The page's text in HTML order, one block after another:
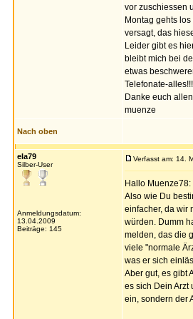
vor zuschiessen
Montag gehts
versagt, das
Leider gibt es
bleibt mich bei
etwas
Telefonate-
Danke euch
muenze
Nach oben
ela79
Silber-User
Anmeldungsdatum:
13.04.2009
Beiträge: 145
Verfasst am: 14.
Hallo Muenze78:
Also wie Du
einfacher, da wir
würden. Dumm
melden, das die
viele "normale
was er sich
Aber gut, es gibt
es sich Dein Arzt
ein, sondern der